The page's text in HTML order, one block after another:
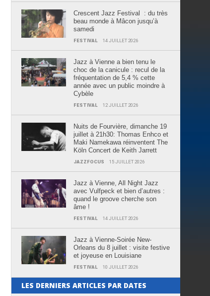
Crescent Jazz Festival : du très
beau monde à Mâcon jusqu’à
samedi
FESTIVAL 14 JUILLET 2026
Jazz à Vienne a bien tenu le
choc de la canicule : recul de la
fréquentation de 5,4 % cette
année avec un public moindre à
Cybèle
FESTIVAL 12 JUILLET 2026
Nuits de Fourvière, dimanche 19
juillet à 21h30: Thomas Enhco et
Maki Namekawa réinventent The
Köln Concert de Keith Jarrett
JAZZFOCUS 15 JUILLET 2026
Jazz à Vienne, All Night Jazz
avec Vulfpeck et bien d’autres :
quand le groove cherche son
âme !
FESTIVAL 14 JUILLET 2026
Jazz à Vienne-Soirée New-
Orleans du 8 juillet : visite festive
et joyeuse en Louisiane
FESTIVAL 10 JUILLET 2026
LES DERNIERS ARTICLES PAR DATES